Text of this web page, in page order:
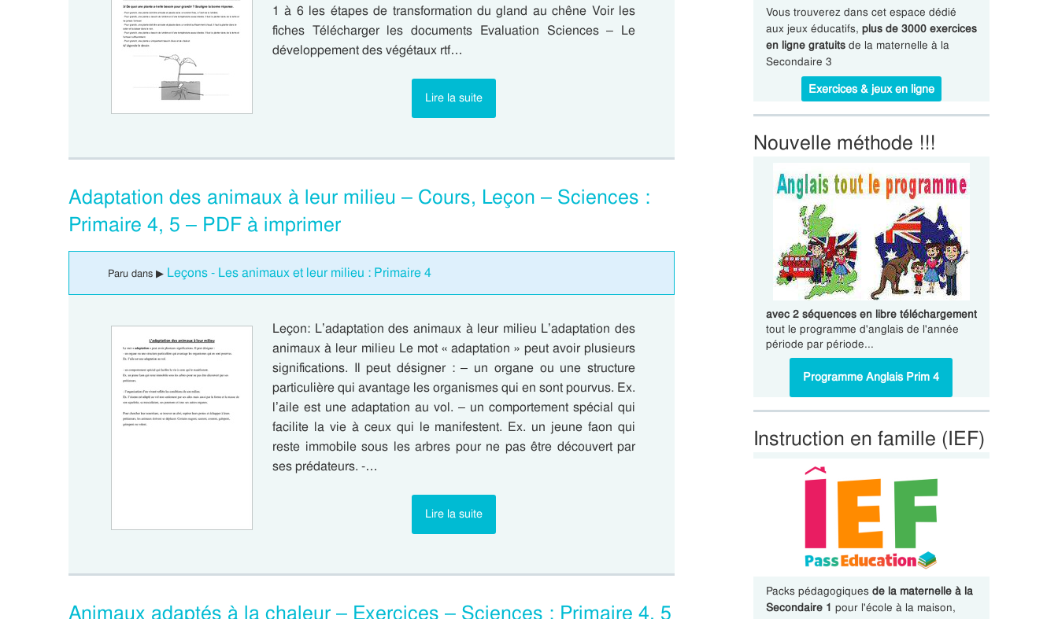
1 à 6 les étapes de transformation du gland au chêne Voir les
fiches Télécharger les documents Evaluation Sciences – Le
développement des végétaux rtf…
Lire la suite
Adaptation des animaux à leur milieu – Cours, Leçon – Sciences :
Primaire 4, 5 – PDF à imprimer
Paru dans ▶ Leçons - Les animaux et leur milieu : Primaire 4
Leçon: L’adaptation des animaux à leur milieu L’adaptation des
animaux à leur milieu Le mot « adaptation » peut avoir plusieurs
significations. Il peut désigner : – un organe ou une structure
particulière qui avantage les organismes qui en sont pourvus. Ex.
l’aile est une adaptation au vol. – un comportement spécial qui
facilite la vie à ceux qui le manifestent. Ex. un jeune faon qui
reste immobile sous les arbres pour ne pas être découvert par
ses prédateurs. -…
Lire la suite
Animaux adaptés à la chaleur – Exercices – Sciences : Primaire 4, 5
Vous trouverez dans cet espace dédié
aux jeux éducatifs, plus de 3000 exercices
en ligne gratuitsde la maternelle à la
Secondaire 3
Exercices & jeux en ligne
Nouvelle méthode !!!
avec 2 séquences en libre téléchargement
tout le programme d'anglais de l'année
période par période...
Programme Anglais Prim 4
Instruction en famille (IEF)
Packs pédagogiques de la maternelle à la
Secondaire 1 pour l'école à la maison,